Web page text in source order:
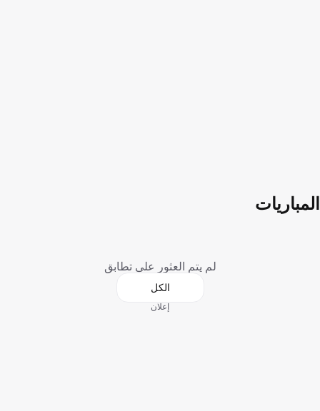
المباريات
لم يتم العثور على تطابق
الكل
إعلان